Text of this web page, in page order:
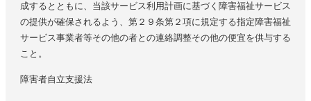
成するとともに、当該サービス利用計画に基づく障害福祉サービス
の提供が確保されるよう、第２９条第２項に規定する指定障害福祉
サービス事業者等その他の者との連絡調整その他の便宜を供与する
こと。
障害者自立支援法